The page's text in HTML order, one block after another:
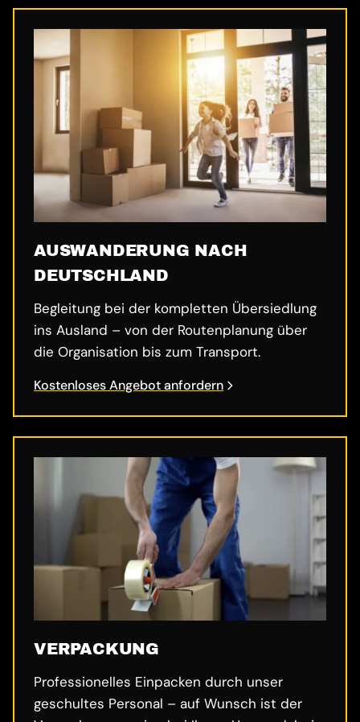
AUSWANDERUNG NACH
DEUTSCHLAND
Begleitung bei der kompletten Übersiedlung
ins Ausland – von der Routenplanung über
die Organisation bis zum Transport.
Kostenloses Angebot anfordern
VERPACKUNG
Professionelles Einpacken durch unser
geschultes Personal – auf Wunsch ist der